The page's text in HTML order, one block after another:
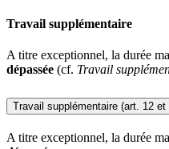
Travail supplémentaire
A titre exceptionnel, la durée
dépassée (cf. Travail
Travail supplémentaire (art. 12 et
A titre exceptionnel, la durée